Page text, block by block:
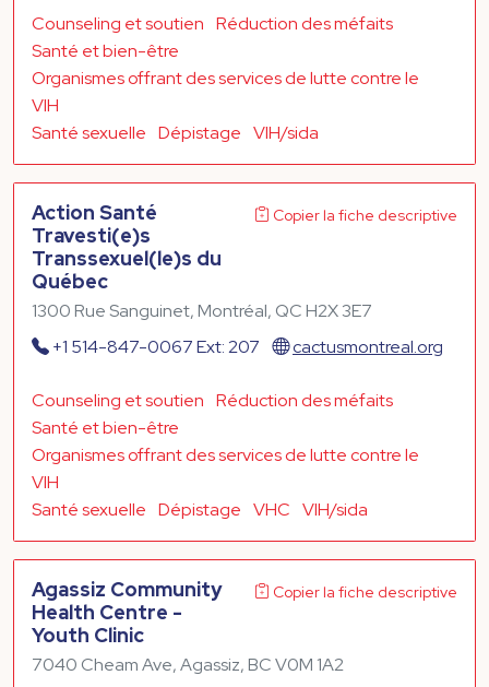
Counseling et soutien Réduction des méfaits
Santé et bien-être
Organismes offrant des services de lutte contre le
VIH
Santé sexuelle Dépistage VIH/sida
Action Santé
Travesti(e)s
Transsexuel(le)s du
Québec
Copier la fiche descriptive
1300 Rue Sanguinet, Montréal, QC H2X 3E7
+1 514-847-0067 Ext: 207
cactusmontreal.org
Counseling et soutien Réduction des méfaits
Santé et bien-être
Organismes offrant des services de lutte contre le
VIH
Santé sexuelle Dépistage VHC VIH/sida
Agassiz Community
Health Centre -
Youth Clinic
Copier la fiche descriptive
7040 Cheam Ave, Agassiz, BC V0M 1A2